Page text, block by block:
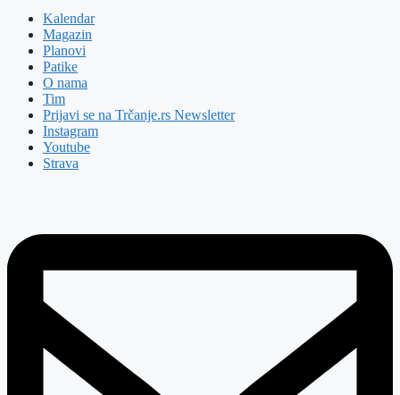
Kalendar
Magazin
Planovi
Patike
O nama
Tim
Prijavi se na Trčanje.rs Newsletter
Instagram
Youtube
Strava